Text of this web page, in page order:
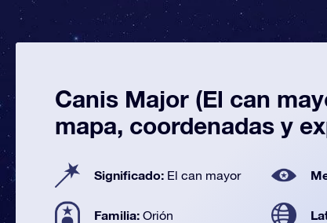
Canis Major (El can
mapa, coordenadas y
Significado: El can mayor
Familia: Orión